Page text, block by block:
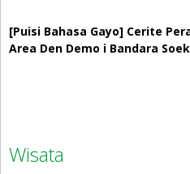
[Puisi Bahasa Gayo] Cerite
Area Den Demo i Bandara
Wisata